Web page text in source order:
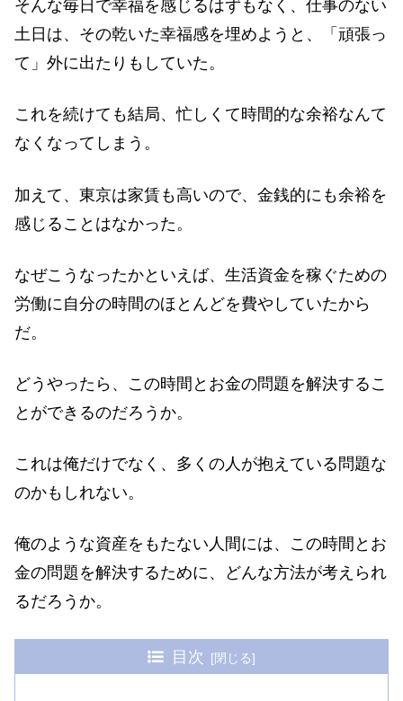
そんな毎日で幸福を感じるはずもなく、仕事のない
土日は、その乾いた幸福感を埋めようと、「頑張っ
て」外に出たりもしていた。
これを続けても結局、忙しくて時間的な余裕なんて
なくなってしまう。
加えて、東京は家賃も高いので、金銭的にも余裕を
感じることはなかった。
なぜこうなったかといえば、生活資金を稼ぐための
労働に自分の時間のほとんどを費やしていたから
だ。
どうやったら、この時間とお金の問題を解決するこ
とができるのだろうか。
これは俺だけでなく、多くの人が抱えている問題な
のかもしれない。
俺のような資産をもたない人間には、この時間とお
金の問題を解決するために、どんな方法が考えられ
るだろうか。
目次